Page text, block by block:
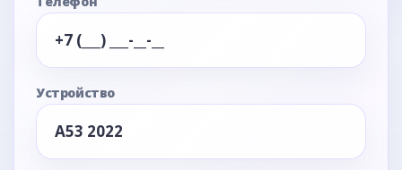
Устройство